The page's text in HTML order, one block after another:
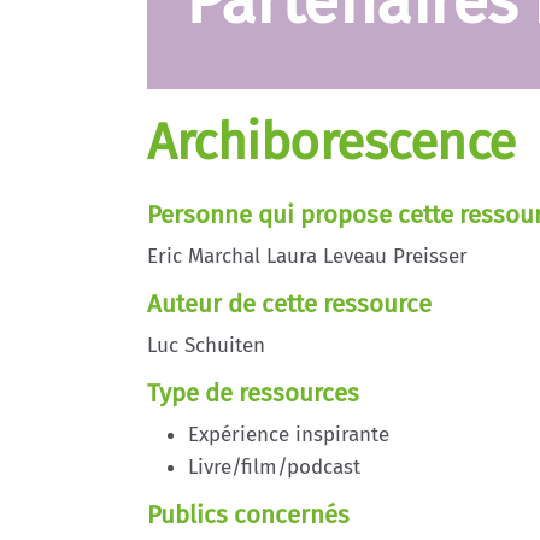
Archiborescence
Personne qui propose cette
Eric Marchal Laura Leveau Preisser
Auteur de cette ressource
Luc Schuiten
Type de ressources
Expérience inspirante
Livre/film/podcast
Publics concernés